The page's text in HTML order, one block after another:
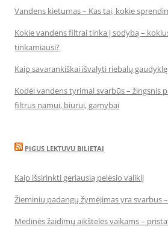
Vandens kietumas – Kas tai, kokie
Kokie vandens filtrai tinka į sodybą –
tinkamiausi?
Kaip savarankiškai išvalyti riebalų gaudyklę
Kodėl vandens tyrimai svarbūs – žingsnis
filtrus namui, biurui, gamybai
PIGUS LEKTUVU BILIETAI
Kaip išsirinkti geriausią pelėsio valiklį
Žieminių padangų žymėjimas yra svarbus
Medinės žaidimų aikštelės vaikams –